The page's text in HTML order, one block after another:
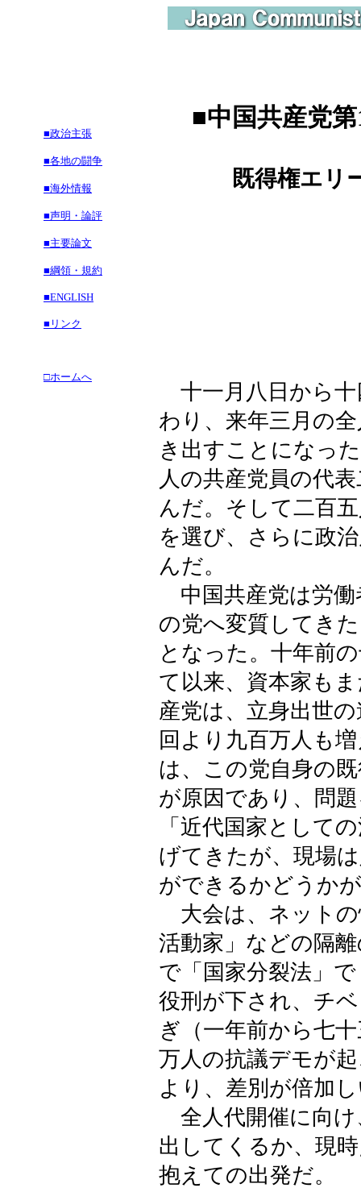
■政治主張
■各地の闘争
■海外情報
■声明・論評
■主要論文
■綱領・規約
■ENGLISH
■リンク
□ホームへ
■中国共産党
既得権エリー
十一月八日から十
わり、来年三月の
き出すことになっ
人の共産党員の代
んだ。そして二百
を選び、さらに政
んだ。
中国共産党は労働
の党へ変質してき
となった。十年前
て以来、資本家も
産党は、立身出世
回より九百万人も
は、この党自身の
が原因であり、問
「近代国家として
げてきたが、現場
ができるかどうか
大会は、ネットの
活動家」などの隔
で「国家分裂法」
役刑が下され、チ
ぎ（一年前から七
万人の抗議デモが
より、差別が倍加
全人代開催に向け
出してくるか、現
抱えての出発だ。